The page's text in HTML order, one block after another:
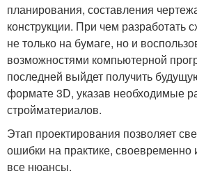
планирования, составления
конструкции. При чем разработать
не только на бумаге, но и
возможностями компьютерной
последней выйдет получить
формате 3D, указав необходимые
стройматериалов.
Этап проектирования позволяет
ошибки на практике, своевременно
все нюансы.